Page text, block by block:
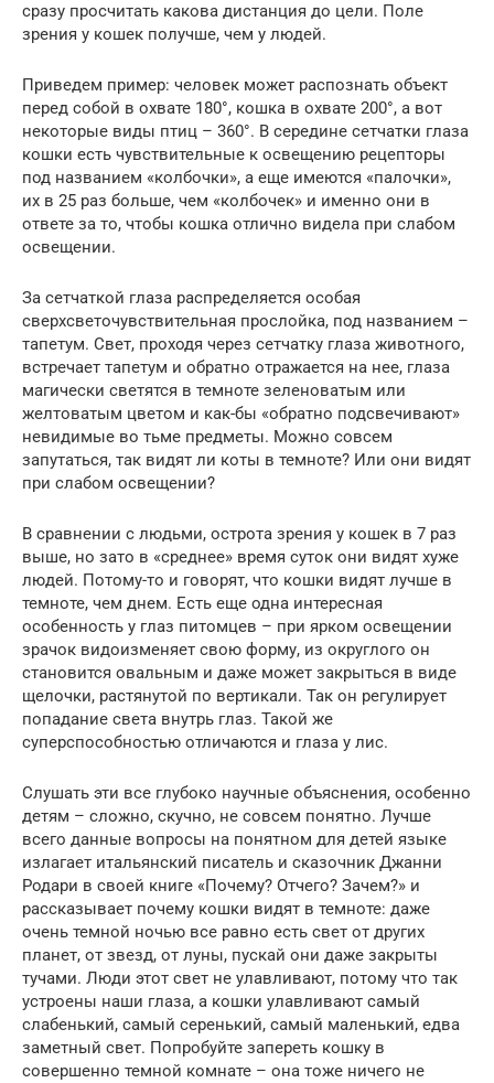
сразу просчитать какова дистанция до цели. Поле
зрения у кошек получше, чем у людей.
Приведем пример: человек может распознать объект
перед собой в охвате 180°, кошка в охвате 200°, а вот
некоторые виды птиц – 360°. В середине сетчатки глаза
кошки есть чувствительные к освещению рецепторы
под названием «колбочки», а еще имеются «палочки»,
их в 25 раз больше, чем «колбочек» и именно они в
ответе за то, чтобы кошка отлично видела при слабом
освещении.
За сетчаткой глаза распределяется особая
сверхсветочувствительная прослойка, под названием –
тапетум. Свет, проходя через сетчатку глаза животного,
встречает тапетум и обратно отражается на нее, глаза
магически светятся в темноте зеленоватым или
желтоватым цветом и как-бы «обратно подсвечивают»
невидимые во тьме предметы. Можно совсем
запутаться, так видят ли коты в темноте? Или они видят
при слабом освещении?
В сравнении с людьми, острота зрения у кошек в 7 раз
выше, но зато в «среднее» время суток они видят хуже
людей. Потому-то и говорят, что кошки видят лучше в
темноте, чем днем. Есть еще одна интересная
особенность у глаз питомцев – при ярком освещении
зрачок видоизменяет свою форму, из округлого он
становится овальным и даже может закрыться в виде
щелочки, растянутой по вертикали. Так он регулирует
попадание света внутрь глаз. Такой же
суперспособностью отличаются и глаза у лис.
Слушать эти все глубоко научные объяснения, особенно
детям – сложно, скучно, не совсем понятно. Лучше
всего данные вопросы на понятном для детей языке
излагает итальянский писатель и сказочник Джанни
Родари в своей книге «Почему? Отчего? Зачем?» и
рассказывает почему кошки видят в темноте: даже
очень темной ночью все равно есть свет от других
планет, от звезд, от луны, пускай они даже закрыты
тучами. Люди этот свет не улавливают, потому что так
устроены наши глаза, а кошки улавливают самый
слабенький, самый серенький, самый маленький, едва
заметный свет. Попробуйте запереть кошку в
совершенно темной комнате – она тоже ничего не